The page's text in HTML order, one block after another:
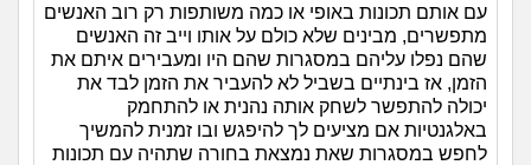
עם אותם תכונות באופי או כמה משותפות רק רוב האנשים
מתפשרים, מבינים שלא כולם על אותו וייב זה האנשים
שהם נפלו עליהם במסגרות שהם היו ומעבירים איתם את
הזמן, אז בינתיים בשביל לא להעביר את הזמן לבד את
יכולה להתפשר לשחק אותה נהנית או להתחמק
באלגנטיות אם מציעים לך להיפגש ובו זמנית להמשיך
לחפש במסגרות שאת נמצאת בחורה שתהיה עם תכונות